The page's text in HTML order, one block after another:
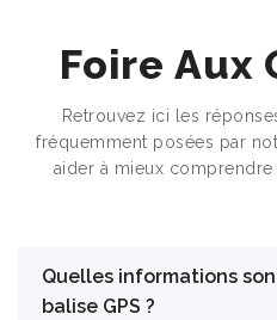
Foire Aux
Retrouvez ici les
fréquemment posées par
aider à mieux
Quelles informations
balise GPS ?